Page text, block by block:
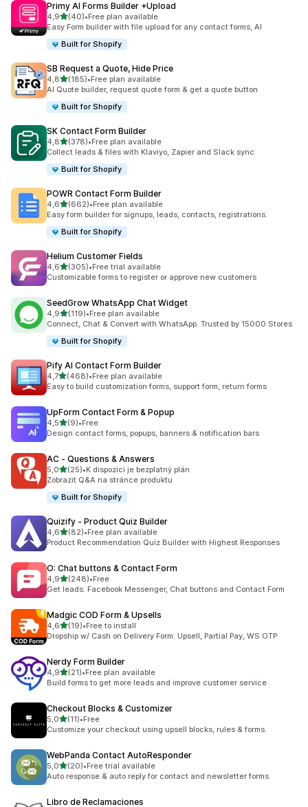
Primy AI Forms Builder +Upload
4,9z 5 hvězd
(40)
Celkový počet recenzí: 40
•Free plan available
Easy Form builder with file upload for any contact forms, AI
Built for Shopify
SB Request a Quote, Hide Price
4,8z 5 hvězd
(185)
Celkový počet recenzí: 185
•Free plan available
AI Quote builder, request quote form & get a quote button
Built for Shopify
SK Contact Form Builder
4,8z 5 hvězd
(378)
Celkový počet recenzí: 378
•Free plan available
Collect leads & files with Klaviyo, Zapier and Slack sync
Built for Shopify
POWR Contact Form Builder
4,6z 5 hvězd
(662)
Celkový počet recenzí: 662
•Free plan available
Easy form builder for signups, leads, contacts, registrations.
Built for Shopify
Helium Customer Fields
4,6z 5 hvězd
(305)
Celkový počet recenzí: 305
•Free trial available
Customizable forms to register or approve new customers
SeedGrow WhatsApp Chat Widget
4,9z 5 hvězd
(119)
Celkový počet recenzí: 119
•Free plan available
Connect, Chat & Convert with WhatsApp. Trusted by 15000 Stores
Built for Shopify
Pify AI Contact Form Builder
4,7z 5 hvězd
(468)
Celkový počet recenzí: 468
•Free plan available
Easy to build customization forms, support form, return forms
UpForm Contact Form & Popup
4,5z 5 hvězd
(9)
Celkový počet recenzí: 9
•Free
Design contact forms, popups, banners & notification bars
AC ‑ Questions & Answers
5,0z 5 hvězd
(25)
Celkový počet recenzí: 25
•K dispozici je bezplatný plán
Zobrazit Q&A na stránce produktu
Built for Shopify
Quizify ‑ Product Quiz Builder
4,6z 5 hvězd
(82)
Celkový počet recenzí: 82
•Free plan available
Product Recommendation Quiz Builder with Highest Responses
O: Chat buttons & Contact Form
4,9z 5 hvězd
(248)
Celkový počet recenzí: 248
•Free
Get leads: Facebook Messenger, Chat buttons and Contact Form
Madgic COD Form & Upsells
4,6z 5 hvězd
(19)
Celkový počet recenzí: 19
•Free to install
Dropship w/ Cash on Delivery Form: Upsell, Partial Pay, WS OTP
Nerdy Form Builder
4,9z 5 hvězd
(21)
Celkový počet recenzí: 21
•Free plan available
Build forms to get more leads and improve customer service
Checkout Blocks & Customizer
5,0z 5 hvězd
(11)
Celkový počet recenzí: 11
•Free
Customize your checkout using upsell blocks, rules & forms.
WebPanda Contact AutoResponder
5,0z 5 hvězd
(20)
Celkový počet recenzí: 20
•Free trial available
Auto response & auto reply for contact and newsletter forms
Libro de Reclamaciones